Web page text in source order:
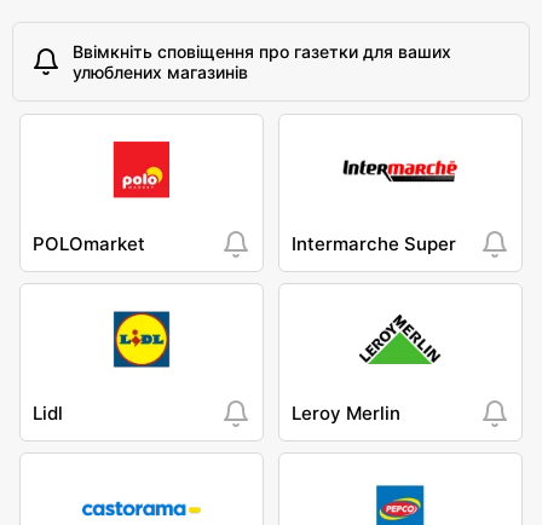
Ввімкніть сповіщення про газетки для ваших
улюблених магазинів
POLOmarket Intermarche Super
Lidl Leroy Merlin